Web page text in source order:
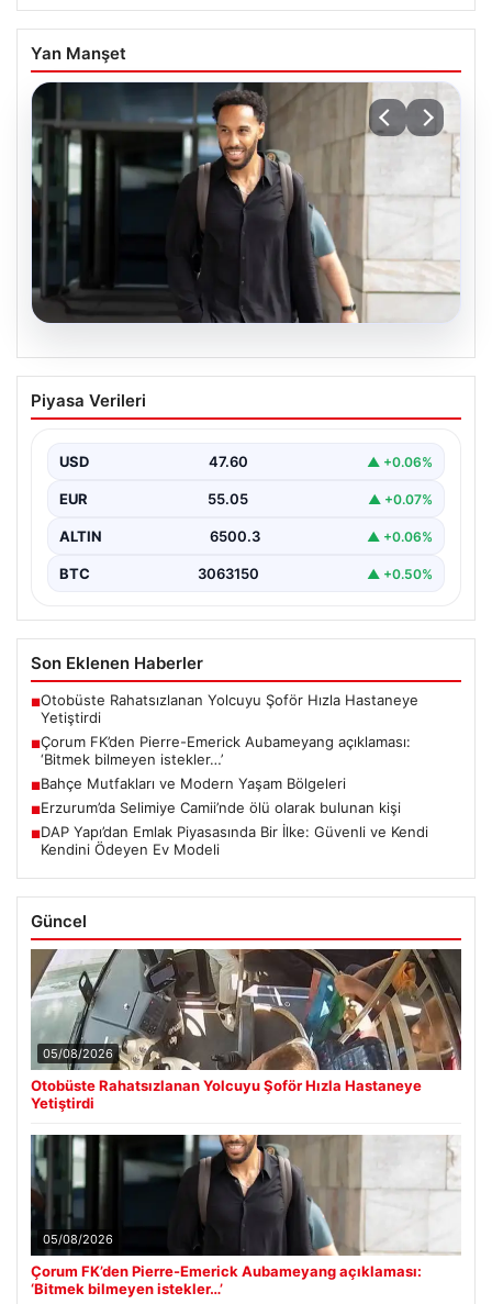
Yan Manşet
05.08.2026
Çorum FK’den Pierre-Emerick
Aubameyang açıklaması: ‘Bitmek
Piyasa Verileri
USD 47.60 ▲ +0.06%
EUR 55.05 ▲ +0.07%
ALTIN 6500.3 ▲ +0.06%
BTC 3063150 ▲ +0.50%
Son Eklenen Haberler
■Otobüste Rahatsızlanan Yolcuyu Şoför Hızla Hastaneye
Yetiştirdi
■Çorum FK’den Pierre-Emerick Aubameyang açıklaması:
‘Bitmek bilmeyen istekler…’
■Bahçe Mutfakları ve Modern Yaşam Bölgeleri
■Erzurum’da Selimiye Camii’nde ölü olarak bulunan kişi
■DAP Yapı’dan Emlak Piyasasında Bir İlke: Güvenli ve Kendi
Kendini Ödeyen Ev Modeli
Güncel
05/08/2026
Otobüste Rahatsızlanan Yolcuyu Şoför Hızla Hastaneye
Yetiştirdi
05/08/2026
Çorum FK’den Pierre-Emerick Aubameyang açıklaması:
‘Bitmek bilmeyen istekler…’